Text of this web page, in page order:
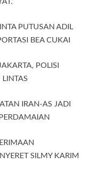
PUTUSAN ADIL
BEA CUKAI
POLISI
LINTAS
IRAN-AS JADI
SILMY KARIM